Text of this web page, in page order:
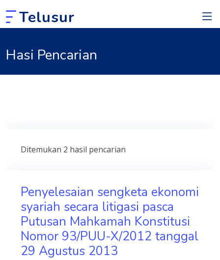
Telusur
Hasi Pencarian
Ditemukan 2 hasil pencarian
Penyelesaian sengketa ekonomi
syariah secara litigasi pasca
Putusan Mahkamah Konstitusi
Nomor 93/PUU-X/2012 tanggal
29 Agustus 2013